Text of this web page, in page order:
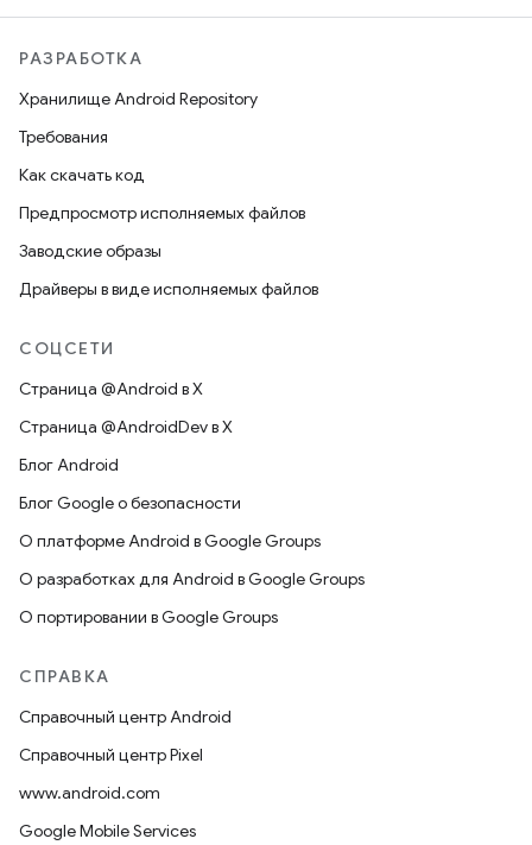
РАЗРАБОТКА
Хранилище Android Repository
Требования
Как скачать код
Предпросмотр исполняемых файлов
Заводские образы
Драйверы в виде исполняемых файлов
СОЦСЕТИ
Страница @Android в X
Страница @AndroidDev в X
Блог Android
Блог Google о безопасности
О платформе Android в Google Groups
О разработках для Android в Google Groups
О портировании в Google Groups
СПРАВКА
Справочный центр Android
Справочный центр Pixel
www.android.com
Google Mobile Services